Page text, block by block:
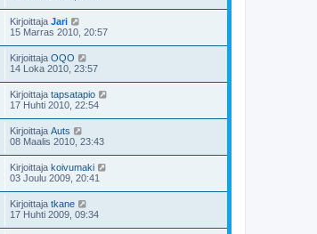
Kirjoittaja Jari
15 Marras 2010, 20:57
Kirjoittaja OQO
14 Loka 2010, 23:57
Kirjoittaja tapsatapio
17 Huhti 2010, 22:54
Kirjoittaja Auts
08 Maalis 2010, 23:43
Kirjoittaja koivumaki
03 Joulu 2009, 20:41
Kirjoittaja tkane
17 Huhti 2009, 09:34